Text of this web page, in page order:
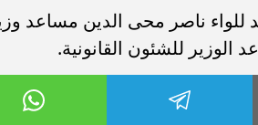
ناصر محى الدين مساعد وزير
الوزير للشئون القانونية.